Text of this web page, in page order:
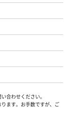
合わせください。
ます。お手数ですが、ご